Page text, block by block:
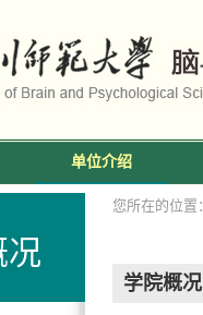
单位介绍
况
您所在的位置
学院概况